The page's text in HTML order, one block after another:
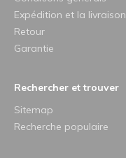
Expédition et la livraison
Retour
Garantie
Rechercher et trouver
Sitemap
Recherche populaire